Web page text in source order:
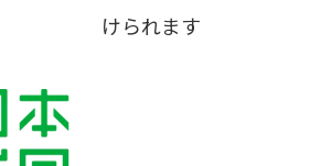
けられます